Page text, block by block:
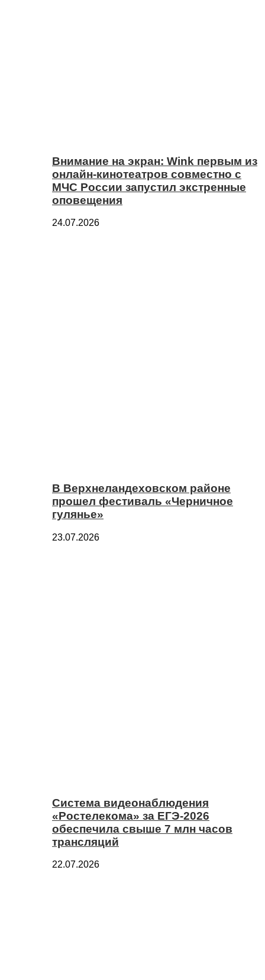
Внимание на экран: Wink первым из
онлайн-кинотеатров совместно с
МЧС России запустил экстренные
оповещения
24.07.2026
В Верхнеландеховском районе
прошел фестиваль «Черничное
гулянье»
23.07.2026
Система видеонаблюдения
«Ростелекома» за ЕГЭ-2026
обеспечила свыше 7 млн часов
трансляций
22.07.2026